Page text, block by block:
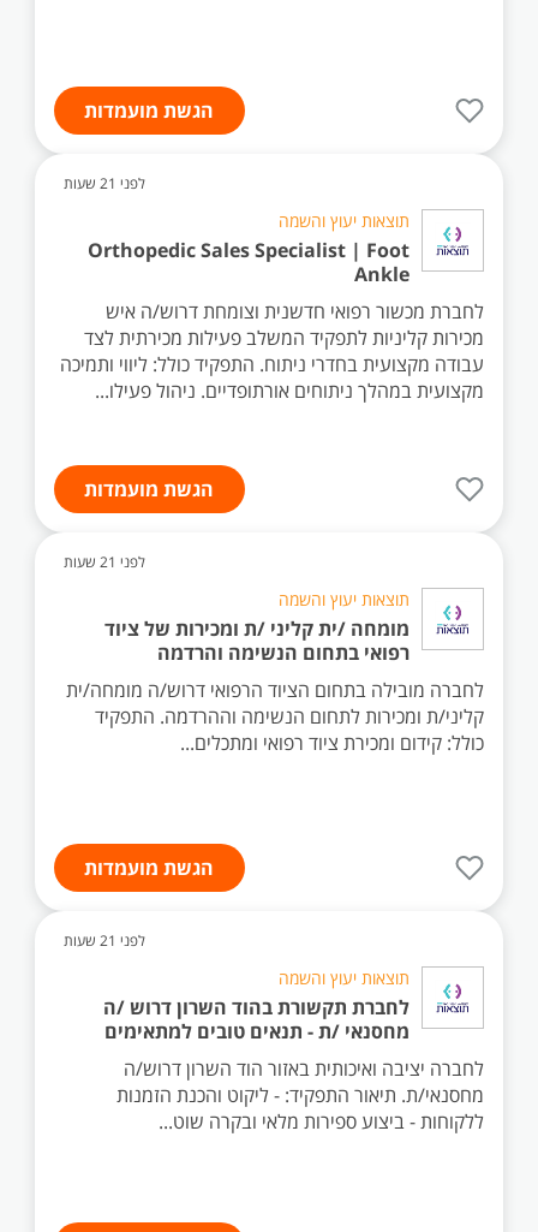
הגשת מועמדות
לפני 21 שעות
תוצאות יעוץ והשמה
Orthopedic Sales Specialist | Foot
Ankle
לחברת מכשור רפואי חדשנית וצומחת דרוש/ה איש
מכירות קליניות לתפקיד המשלב פעילות מכירתית לצד
עבודה מקצועית בחדרי ניתוח. התפקיד כולל: ליווי ותמיכה
מקצועית במהלך ניתוחים אורתופדיים. ניהול פעילו...
הגשת מועמדות
לפני 21 שעות
תוצאות יעוץ והשמה
מומחה /ית קליני /ת ומכירות של ציוד
רפואי בתחום הנשימה והרדמה
לחברה מובילה בתחום הציוד הרפואי דרוש/ה מומחה/ית
קליני/ת ומכירות לתחום הנשימה וההרדמה. התפקיד
כולל: קידום ומכירת ציוד רפואי ומתכלים...
הגשת מועמדות
לפני 21 שעות
תוצאות יעוץ והשמה
לחברת תקשורת בהוד השרון דרוש /ה
מחסנאי /ת - תנאים טובים למתאימים
לחברה יציבה ואיכותית באזור הוד השרון דרוש/ה
מחסנאי/ת. תיאור התפקיד: - ליקוט והכנת הזמנות
ללקוחות - ביצוע ספירות מלאי ובקרה שוט...